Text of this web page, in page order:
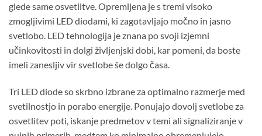
glede same osvetlitve. Opremljena je s tremi visoko
zmogljivimi LED diodami, ki zagotavljajo močno in jasno
svetlobo. LED tehnologija je znana po svoji izjemni
učinkovitosti in dolgi življenjski dobi, kar pomeni, da boste
imeli zanesljiv vir svetlobe še dolgo časa.
Tri LED diode so skrbno izbrane za optimalno razmerje med
svetilnostjo in porabo energije. Ponujajo dovolj svetlobe za
osvetlitev poti, iskanje predmetov v temi ali signaliziranje v